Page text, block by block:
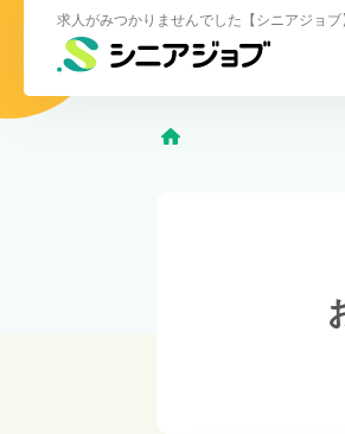
求人がみつかりませんでした【シニアジョブ